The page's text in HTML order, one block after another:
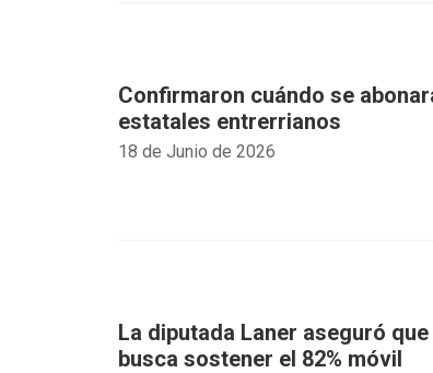
18 de Junio de 2026
Confirmaron cuándo se
estatales entrerrianos
La diputada Laner aseguró
busca sostener el 82% móvil